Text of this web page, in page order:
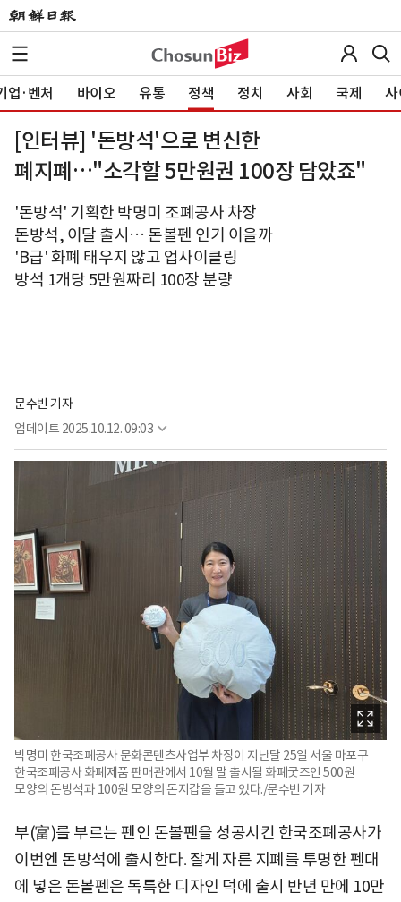
업·벤처 바이오 유통 정책 정치 사회 국제 사
[인터뷰] '돈방석'으로 변신한
폐지폐…"소각할 5만원권 100장 담았죠"
'돈방석' 기획한 박명미 조폐공사 차장
돈방석, 이달 출시… 돈볼펜 인기 이을까
'B급' 화폐 태우지 않고 업사이클링
방석 1개당 5만원짜리 100장 분량
문수빈 기자
업데이트 2025.10.12. 09:03
박명미 한국조폐공사 문화콘텐츠사업부 차장이 지난달 25일 서울 마포구
한국조폐공사 화폐제품 판매관에서 10월 말 출시될 화폐굿즈인 500원
모양의 돈방석과 100원 모양의 돈지갑을 들고 있다./문수빈 기자
부(富)를 부르는 펜인 돈볼펜을 성공시킨 한국조폐공사가
이번엔 돈방석에 출시한다. 잘게 자른 지폐를 투명한 펜대
에 넣은 돈볼펜은 독특한 디자인 덕에 출시 반년 만에 10만